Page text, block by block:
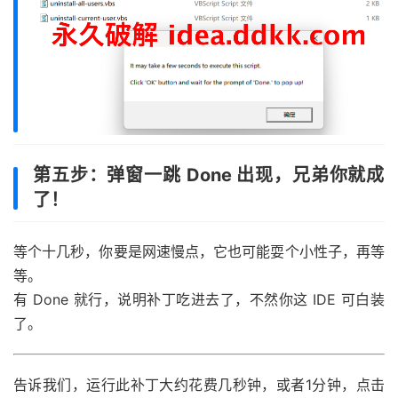
第五步：弹窗一跳 Done 出现，兄弟你就成
了！
等个十几秒，你要是网速慢点，它也可能耍个小性子，再等
等。
有 Done 就行，说明补丁吃进去了，不然你这 IDE 可白装
了。
告诉我们，运行此补丁大约花费几秒钟，或者1分钟，点击